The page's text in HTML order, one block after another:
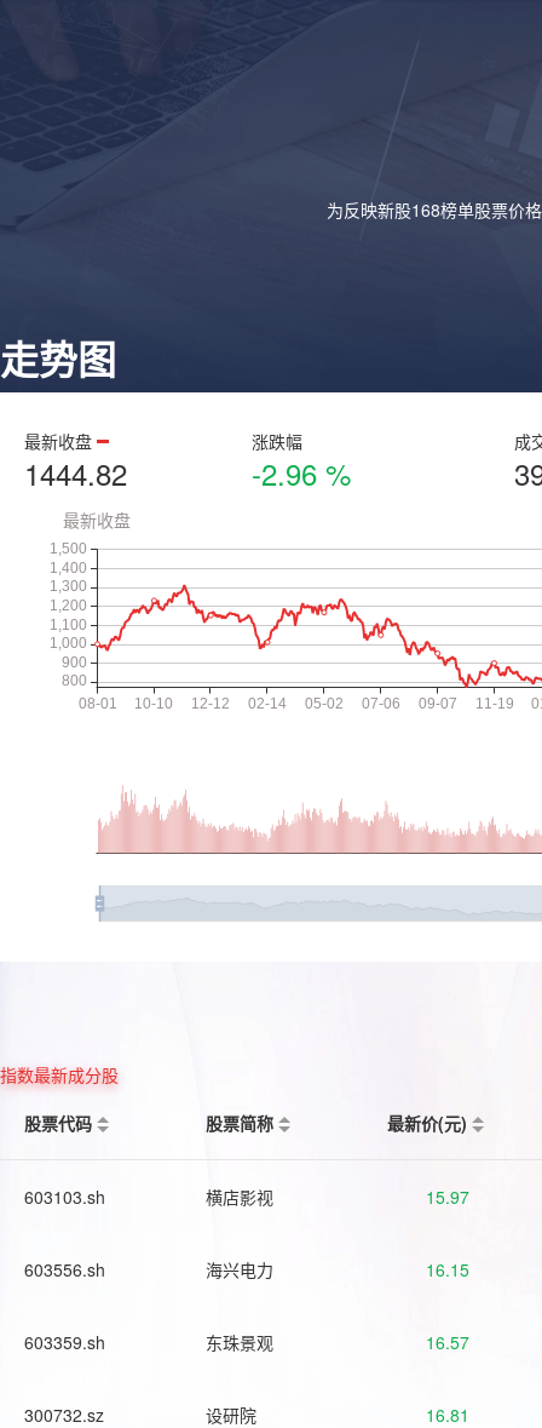
为反映新股168榜单股票价
走势图
最新收盘
1444.82
涨跌幅
-2.96 %
成
指数最新成分股
股票代码
股票简称 最新价(元)
603103.sh 横店影视 15.97
603556.sh 海兴电力 16.15
603359.sh 东珠景观 16.57
300732.sz 设研院 16.81